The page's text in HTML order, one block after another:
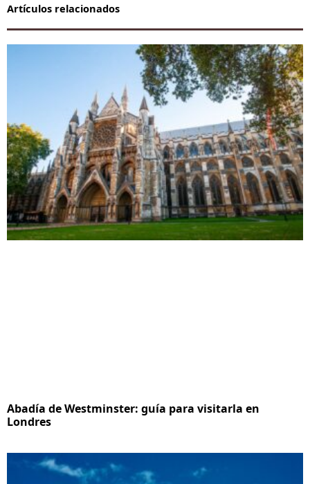
Artículos relacionados
Abadía de Westminster: guía para visitarla en
Londres